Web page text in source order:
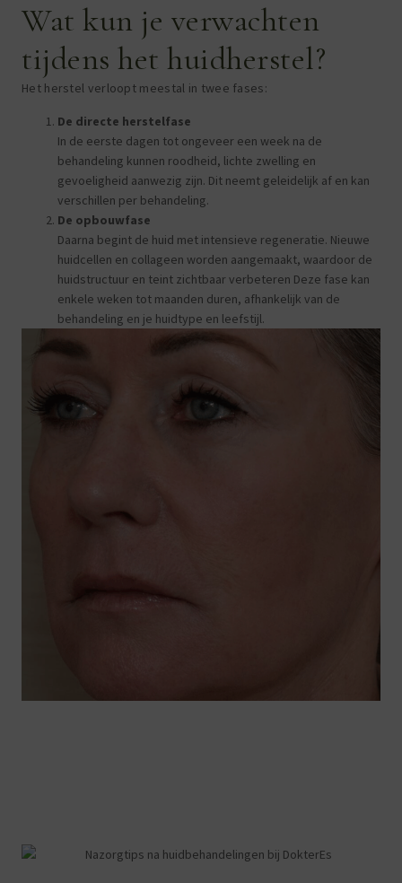
Wat kun je verwachten
tijdens het huidherstel?
Het herstel verloopt meestal in twee fases:
De directe herstelfase
In de eerste dagen tot ongeveer een week na de
behandeling kunnen roodheid, lichte zwelling en
gevoeligheid aanwezig zijn. Dit neemt geleidelijk af en kan
verschillen per behandeling.
De opbouwfase
Daarna begint de huid met intensieve regeneratie. Nieuwe
huidcellen en collageen worden aangemaakt, waardoor de
huidstructuur en teint zichtbaar verbeteren Deze fase kan
enkele weken tot maanden duren, afhankelijk van de
behandeling en je huidtype en leefstijl.